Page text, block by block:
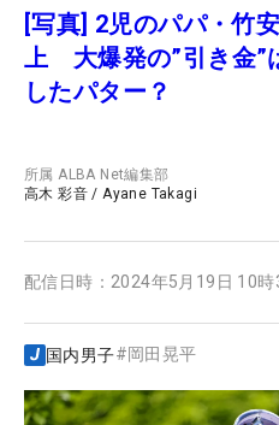
[写真] 2児のパパ・竹
上 大爆発の”引き金”
したパター？
所属ALBA Net編集部
高木 彩音 /Ayane Takagi
配信日時： 2024年5月19日 10時
国内男子#岡田晃平